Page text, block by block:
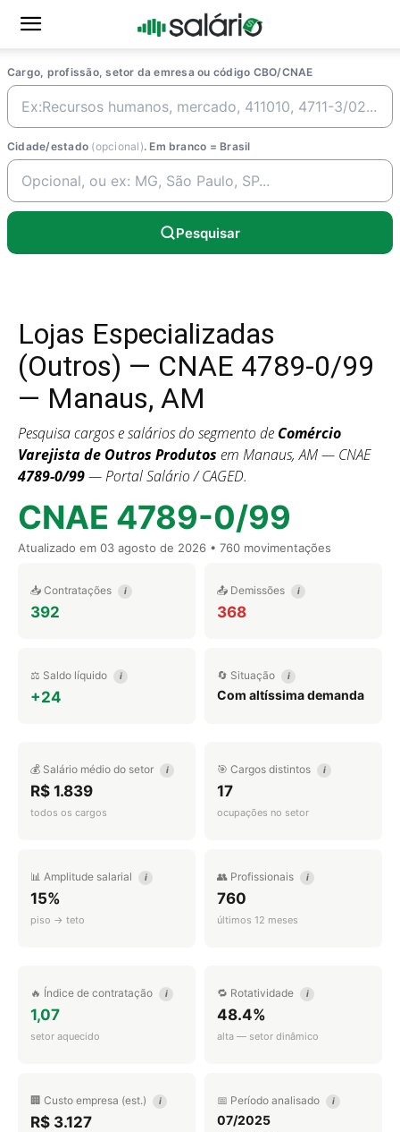
Cargo, profissão, setor da emresa ou código CBO/CNAE
Cidade/estado (opcional). Em branco = Brasil
Pesquisar
Lojas Especializadas
(Outros) — CNAE 4789-0/99
— Manaus, AM
Pesquisa cargos e salários do segmento de Comércio
Varejista de Outros Produtos em Manaus, AM — CNAE
4789-0/99— Portal Salário / CAGED.
CNAE 4789-0/99
Atualizado em 03 agosto de 2026 • 760 movimentações
📥 Contratações i
392
📤 Demissões i
368
⚖️ Saldo líquido i
+24
🔄 Situação i
Com altíssima demanda
💰 Salário médio do setor i
R$ 1.839
todos os cargos
🎯 Cargos distintos i
17
ocupações no setor
📊 Amplitude salarial i
15%
piso → teto
👥 Profissionais i
760
últimos 12 meses
🔥 Índice de contratação i
1,07
setor aquecido
🔁 Rotatividade i
48.4%
alta — setor dinâmico
🏢 Custo empresa (est.) i
R$ 3.127
📅 Período analisado i
07/2025